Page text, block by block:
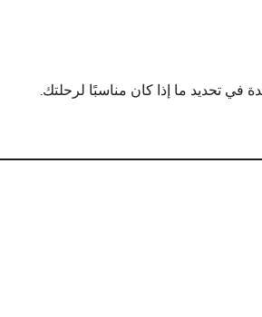
تحديد ما إذا كان مناسبًا لرحلتك.